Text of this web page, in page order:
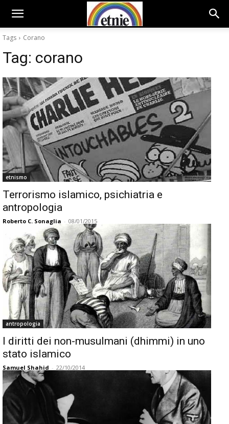
Tags Corano
Tag: corano
etnismo
Terrorismo islamico, psichiatria e
antropologia
Roberto C. Sonaglia - 08/01/2015
antropologia
I diritti dei non-musulmani (dhimmi) in uno
stato islamico
Samuel Shahid - 22/10/2014